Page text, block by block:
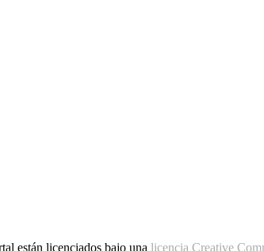
están licenciados bajo una licencia Creative